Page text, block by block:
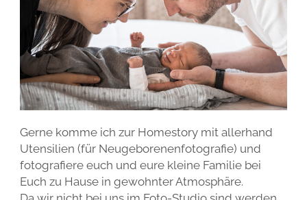
STYLING
KOLLODIUMFOTOGRAFIE
FOTOPRODUKTE
FAQ UND BUCHUNGSINFORMATIONEN
WEITEREMPFEHLUNG
STERNENKINDFOTOGRAFIE
MEHR VON ERIS …
ALLGEMEINE GESCHÄFTSBEDINGUNGEN
WIDERRUFSBELEHRUNG
DATENSCHUTZ
Gerne komme ich zur Homestory mit allerhand
Utensilien (für Neugeborenenfotografie) und
fotografiere euch und eure kleine Familie bei
Euch zu Hause in gewohnter Atmosphäre.